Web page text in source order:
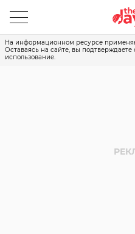
На информационном ресурсе
Оставаясь на сайте, вы подтверждаете
использование.